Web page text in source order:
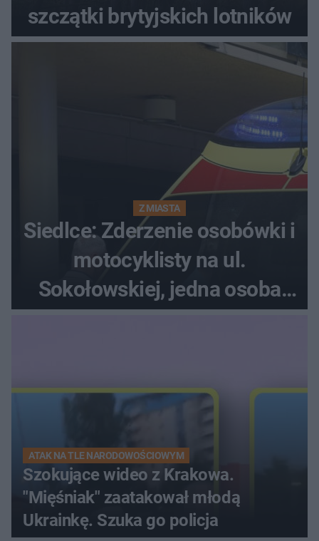
szczątki brytyjskich lotników
Z MIASTA
Siedlce: Zderzenie osobówki i
motocyklisty na ul.
Sokołowskiej, jedna osoba
ranna!
ATAK NA TLE NARODOWOŚCIOWYM
Szokujące wideo z Krakowa.
"Mięśniak" zaatakował młodą
Ukrainkę. Szuka go policja